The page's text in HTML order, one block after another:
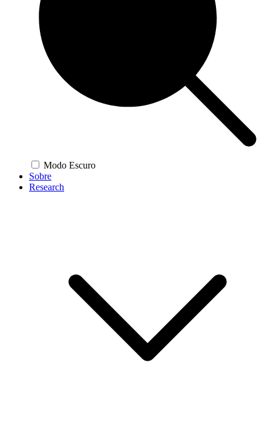
Modo Escuro
Sobre
Research